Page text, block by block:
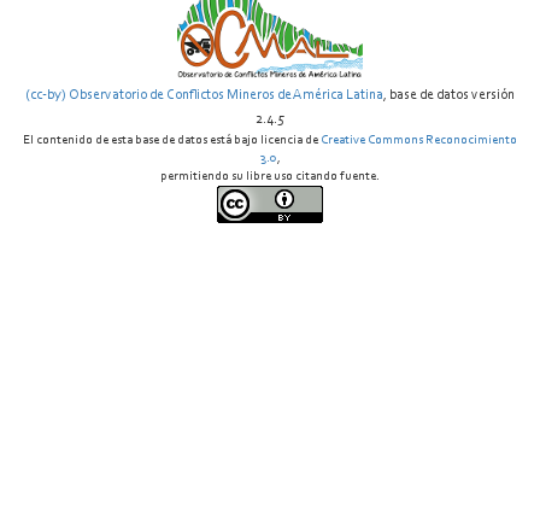
(cc-by) Observatorio de Conflictos Mineros de América Latina, base de datos versión
2.4.5
El contenido de esta base de datos está bajo licencia de Creative Commons Reconocimiento
3.0,
permitiendo su libre uso citando fuente.